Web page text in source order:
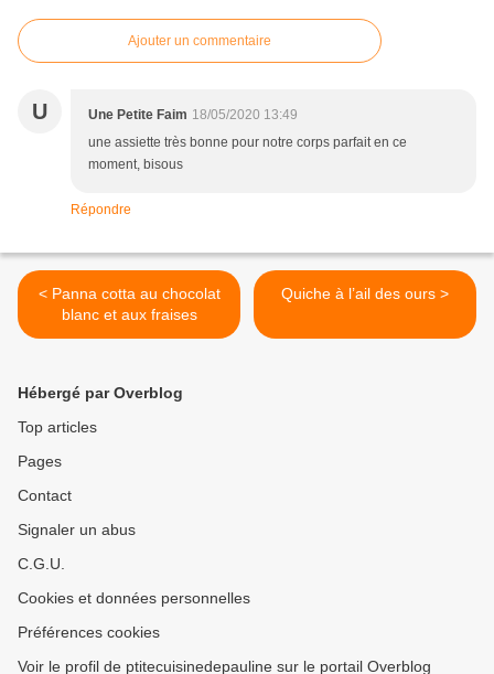
Ajouter un commentaire
U Une Petite Faim 18/05/2020 13:49
une assiette très bonne pour notre corps parfait en ce
moment, bisous
Répondre
< Panna cotta au chocolat
blanc et aux fraises
Quiche à l’ail des ours >
Hébergé par Overblog
Top articles
Pages
Contact
Signaler un abus
C.G.U.
Cookies et données personnelles
Préférences cookies
Voir le profil de ptitecuisinedepauline sur le portail Overblog